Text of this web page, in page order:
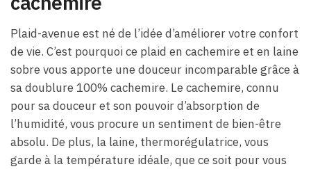
Plaid-avenue est né de l’idée d’améliorer votre confort
de vie. C’est pourquoi ce plaid en cachemire et en laine
sobre vous apporte une douceur incomparable grâce à
sa doublure 100% cachemire. Le cachemire, connu
pour sa douceur et son pouvoir d’absorption de
l’humidité, vous procure un sentiment de bien-être
absolu. De plus, la laine, thermorégulatrice, vous
garde à la température idéale, que ce soit pour vous